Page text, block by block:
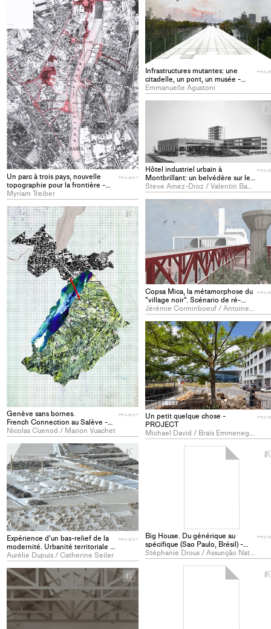
Un parc à trois pays, nouvelle
topographie pour la frontière -
PROJECT
Myriam Treiber
PROJECT
project
to
collections
Infrastructures mutantes: une
citadelle, un pont, un musée -
PROJECT
Emmanuelle Agustoni
Hôtel industriel urbain à
Montbrillant: un belvédère sur les
rails - PROJECT Steve Amez-Droz / Valentin Baertschi
Copsa Mica, la métamorphose du
"village noir". Scénario de ré-
industrialisation d'un ancien site
métallurgique en Roumanie -
PROJECT
Jérémie Corminboeuf / Antoine Ducry
+
Genève sans bornes.
French Connection au Salève -
PROJECT
Nicolas Cuenod / Marion Vuachet
PROJECT
+
Add
project
to
collections
Un petit quelque chose -
PROJECT
Michael David / Braïs Emmenegger
+
Expérience d'un bas-relief de la
modernité. Urbanité territoriale -
PROJECT
Aurélie Dupuis / Catherine Seiler
PROJECT
+
Add
project
to
Big House. Du générique au
spécifique (Sao Paulo, Brésil) -
PROJECT Stéphanie Droux / Assunçâo Natacha Fernandes
+
+
+
Add
collections